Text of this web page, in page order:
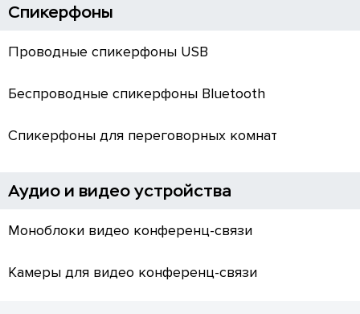
Спикерфоны
Проводные спикерфоны USB
Беспроводные спикерфоны Bluetooth
Спикерфоны для переговорных комнат
Аудио и видео устройства
Моноблоки видео конференц-связи
Камеры для видео конференц-связи